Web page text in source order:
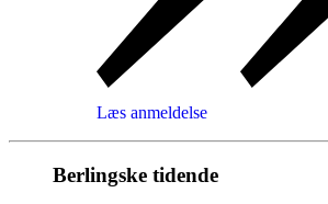
Læs anmeldelse
Berlingske tidende